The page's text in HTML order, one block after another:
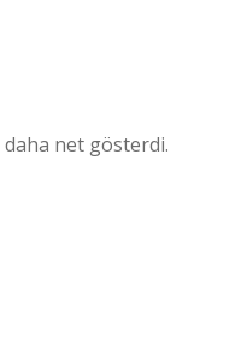
daha net gösterdi.